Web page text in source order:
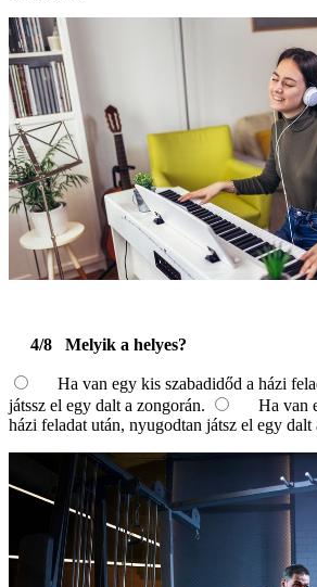
4/8 Melyik a helyes?
Ha van egy kis szabadidőd a házi
játssz el egy dalt a zongorán.
Ha van
házi feladat után, nyugodtan játsz el egy dalt